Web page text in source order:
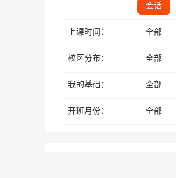
会话
上课时间： 全部
校区分布： 全部
我的基础： 全部
开班月份： 全部